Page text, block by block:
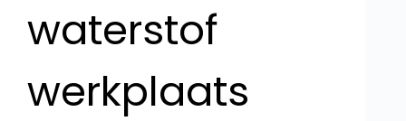
waterstof
werkplaats